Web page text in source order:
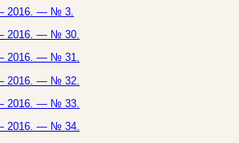
2016. — № 3.
— 2016. — № 30.
— 2016. — № 31.
2016. — № 32.
— 2016. — № 33.
— 2016. — № 34.